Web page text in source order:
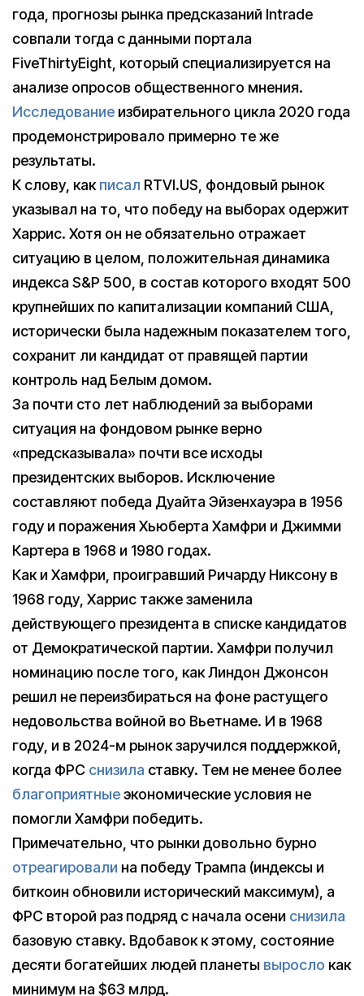
года, прогнозы рынка предсказаний Intrade
совпали тогда с данными портала
FiveThirtyEight, который специализируется на
анализе опросов общественного мнения.
Исследование избирательного цикла 2020 года
продемонстрировало примерно те же
результаты.
К слову, какписал RTVI.US, фондовый рынок
указывал на то, что победу на выборах одержит
Харрис. Хотя он не обязательно отражает
ситуацию в целом, положительная динамика
индекса S&P 500, в состав которого входят 500
крупнейших по капитализации компаний США,
исторически была надежным показателем того,
сохранит ли кандидат от правящей партии
контроль над Белым домом.
За почти сто лет наблюдений за выборами
ситуация на фондовом рынке верно
«предсказывала» почти все исходы
президентских выборов. Исключение
составляют победа Дуайта Эйзенхауэра в 1956
году и поражения Хьюберта Хамфри и Джимми
Картера в 1968 и 1980 годах.
Как и Хамфри, проигравший Ричарду Никсону в
1968 году, Харрис также заменила
действующего президента в списке кандидатов
от Демократической партии. Хамфри получил
номинацию после того, как Линдон Джонсон
решил не переизбираться на фоне растущего
недовольства войной во Вьетнаме. И в 1968
году, и в 2024-м рынок заручился поддержкой,
когда ФРС снизила ставку. Тем не менее более
благоприятныеэкономические условия не
помогли Хамфри победить.
Примечательно, что рынки довольно бурно
отреагировали на победу Трампа (индексы и
биткоин обновили исторический максимум), а
ФРС второй раз подряд с начала осени снизила
базовую ставку. Вдобавок к этому, состояние
десяти богатейших людей планеты выросло как
минимум на $63 млрд.